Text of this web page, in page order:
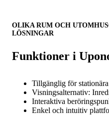
OLIKA RUM OCH
LÖSNINGAR
Funktioner i
Tillgänglig för
Visningsalternativ:
Interaktiva
Enkel och intuitiv